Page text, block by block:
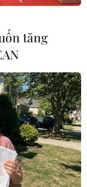
Quảng Bình
xứ
Trị
tăng